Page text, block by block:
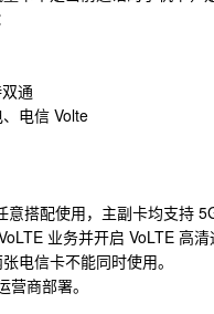
通
电信 Volte
搭配使用，主副卡均支持
业务并开启 VoLTE 高
电信卡不能同时使用。
商部署。